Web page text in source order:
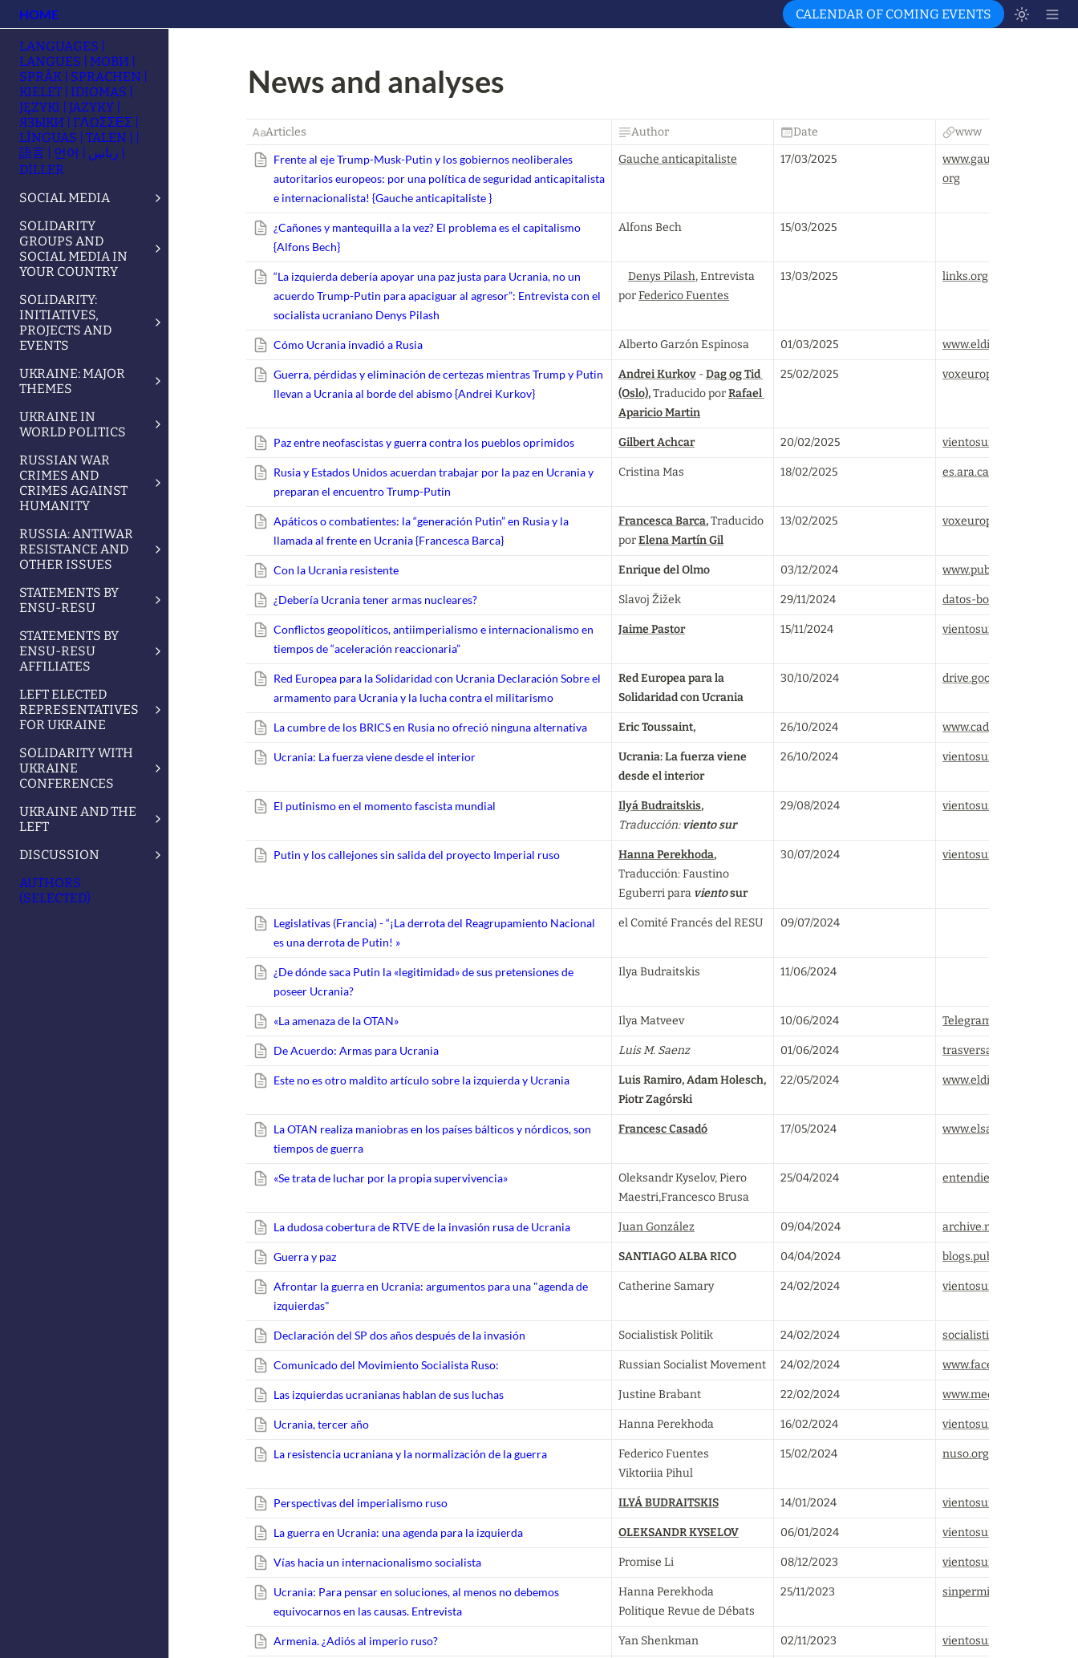
HOME CALENDAR OF COMING EVENTS
LANGUAGES |
LANGUES | МОВИ |
SPRÅK | SPRACHEN |
KIELET | IDIOMAS |
JĘZYKI | JAZYKY |
ЯЗЫКИ | ΓΛΩΣΣΕΣ |
LÍNGUAS | TALEN | |
語言 | 언어 | زبانیں |
DİLLER
SOCIAL MEDIA
SOLIDARITY
GROUPS AND
SOCIAL MEDIA IN
YOUR COUNTRY
SOLIDARITY:
INITIATIVES,
PROJECTS AND
EVENTS
UKRAINE: MAJOR
THEMES
UKRAINE IN
WORLD POLITICS
RUSSIAN WAR
CRIMES AND
CRIMES AGAINST
HUMANITY
RUSSIA: ANTIWAR
RESISTANCE AND
OTHER ISSUES
STATEMENTS BY
ENSU-RESU
STATEMENTS BY
ENSU-RESU
AFFILIATES
LEFT ELECTED
REPRESENTATIVES
FOR UKRAINE
SOLIDARITY WITH
UKRAINE
CONFERENCES
UKRAINE AND THE
LEFT
DISCUSSION
AUTHORS
(SELECTED)
News and analyses
Articles Author Date
www
Frente al eje Trump-Musk-Putin y los gobiernos neoliberales
autoritarios europeos: por una política de seguridad anticapitalista
e internacionalista! {Gauche anticapitaliste}
Gauche anticapitaliste 17/03/2025
org
¿Cañones y mantequilla a la vez? El problema es el capitalismo
{Alfons Bech}
Alfons Bech 15/03/2025
“La izquierda debería apoyar una paz justa para Ucrania, no un
acuerdo Trump-Putin para apaciguar al agresor”: Entrevista con el
socialista ucraniano Denys Pilash
Denys Pilash, Entrevista
por Federico Fuentes
13/03/2025 links.org.au
Cómo Ucrania invadió a Rusia Alberto Garzón Espinosa 01/03/2025 www.eldiario.es
Guerra, pérdidas y eliminación de certezas mientras Trump y Putin
llevan a Ucrania al borde del abismo {Andrei Kurkov}
Andrei Kurkov - Dag og Tid
(Oslo), Traducido por Rafael
Aparicio Martin
25/02/2025 voxeurop.eu
Paz entre neofascistas y guerra contra los pueblos oprimidos Gilbert Achcar 20/02/2025 vientosur.info
Rusia y Estados Unidos acuerdan trabajar por la paz en Ucrania y
preparan el encuentro Trump-Putin
Cristina Mas 18/02/2025 es.ara.cat
Apáticos o combatientes: la “generación Putin” en Rusia y la
llamada al frente en Ucrania {Francesca Barca}
Francesca Barca, Traducido
por Elena Martín Gil
13/02/2025 voxeurop.eu
Con la Ucrania resistente Enrique del Olmo 03/12/2024 www.publico.es
¿Debería Ucrania tener armas nucleares? Slavoj Žižek 29/11/2024 datos-bo.com
Conflictos geopolíticos, antiimperialismo e internacionalismo en
tiempos de “aceleración reaccionaria”
Jaime Pastor 15/11/2024 vientosur.info
Red Europea para la Solidaridad con Ucrania Declaración Sobre el
armamento para Ucrania y la lucha contra el militarismo
Red Europea para la
Solidaridad con Ucrania
30/10/2024 drive.google.com
La cumbre de los BRICS en Rusia no ofreció ninguna alternativa Eric Toussaint, 26/10/2024 www.cadtm.org
Ucrania: La fuerza viene desde el interior
Ucrania: La fuerza viene
desde el interior
26/10/2024 vientosur.info
El putinismo en el momento fascista mundial Ilyá Budraitskis
Traducción: viento sur
29/08/2024 vientosur.info
Putin y los callejones sin salida del proyecto Imperial ruso Hanna Perekhoda
Traducción: Faustino
Eguberri para viento sur
30/07/2024 vientosur.info
Legislativas (Francia) - “¡La derrota del Reagrupamiento Nacional
es una derrota de Putin! »
el Comité Francés del RESU 09/07/2024
¿De dónde saca Putin la «legitimidad» de sus pretensiones de
poseer Ucrania?
Ilya Budraitskis 11/06/2024
«La amenaza de la OTAN» Ilya Matveev 10/06/2024 Telegram - Ilya Matveev
De Acuerdo: Armas para Ucrania Luis M. Saenz 01/06/2024 trasversales.net
Este no es otro maldito artículo sobre la izquierda y Ucrania
Luis Ramiro, Adam Holesch,
Piotr Zagórski
22/05/2024 www.eldiario.es
La OTAN realiza maniobras en los países bálticos y nórdicos, son
tiempos de guerra
Francesc Casadó 17/05/2024 www.elsaltodiario.com
«Se trata de luchar por la propia supervivencia»
Oleksandr Kyselov, Piero
Maestri,Francesco Brusa
25/04/2024 entendiendoucrania.com
La dudosa cobertura de RTVE de la invasión rusa de Ucrania Juan González 09/04/2024 archive.md
Guerra y paz SANTIAGO ALBA RICO 04/04/2024 blogs.publico.es
Afrontar la guerra en Ucrania: argumentos para una "agenda de
izquierdas"
Catherine Samary 24/02/2024 vientosur.info
Declaración del SP dos años después de la invasión Socialistisk Politik 24/02/2024 socialistiskpolitik.se
Comunicado del Movimiento Socialista Ruso: Russian Socialist Movement 24/02/2024 www.facebook.com
Las izquierdas ucranianas hablan de sus luchas Justine Brabant 22/02/2024 www.mediapart.fr
Ucrania, tercer año Hanna Perekhoda 16/02/2024 vientosur.info
La resistencia ucraniana y la normalización de la guerra
Federico Fuentes
Viktoriia Pihul
15/02/2024 nuso.org
Perspectivas del imperialismo ruso ILYÁ BUDRAITSKIS 14/01/2024 vientosur.info
La guerra en Ucrania: una agenda para la izquierda OLEKSANDR KYSELOV 06/01/2024 vientosur.info
Vías hacia un internacionalismo socialista Promise Li 08/12/2023 vientosur.info
Ucrania: Para pensar en soluciones, al menos no debemos
equivocarnos en las causas. Entrevista
Hanna Perekhoda
Politique Revue de Débats
25/11/2023 sinpermiso.info
Armenia. ¿Adiós al imperio ruso? Yan Shenkman 02/11/2023 vientosur.info